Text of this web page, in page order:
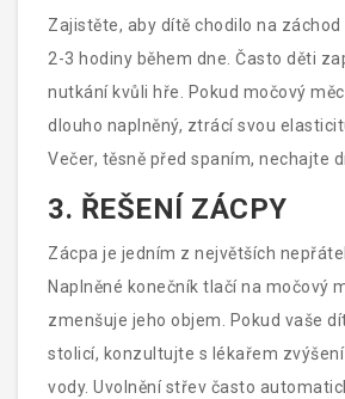
Zajistěte, aby dítě chodilo na
2-3 hodiny během dne. Často děti
nutkání kvůli hře. Pokud močový
dlouho naplněný, ztrácí svou
Večer, těsně před spaním, nechajte
močový měchýř úplně. Někdy
močová technika": dítě jednou půjde
umyje zuby a přečte si pohádku, a
půjde znovu.
3. ŘEŠENÍ ZÁCPY
Zácpa je jedním z největších
Naplněné konečník tlačí na močový
zmenšuje jeho objem. Pokud vaše
stolicí, konzultujte s lékařem
vody. Uvolnění střev často